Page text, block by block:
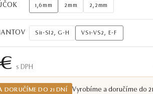
1,6mm 2mm 2,2mm
Si1-SI2, G-H VS1-VS2, E-F
S DPH
DORUČÍME DO 21 DNÍ Vyrobíme a doručíme do